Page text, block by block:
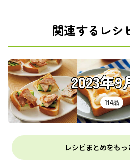
関連するレシ
2023年9
114品
レシピまとめをもっ